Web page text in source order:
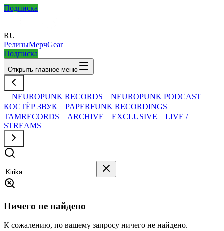
Подписка
RU
РелизыМерчGear
Подписка
Открыть главное меню
NEUROPUNK RECORDS
NEUROPUNK PODCAST
КОСТЁР ЗВУК
PAPERFUNK RECORDINGS
TAMRECORDS
ARCHIVE EXCLUSIVE
LIVE /
STREAMS
Ничего не найдено
К сожалению, по вашему запросу ничего не найдено.